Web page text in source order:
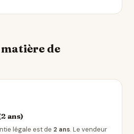
de
ans)
légale est de 2 ans. Le vendeur